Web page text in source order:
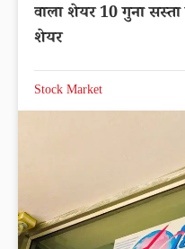
वाला शेयर 10 गुना
शेयर
Stock Market